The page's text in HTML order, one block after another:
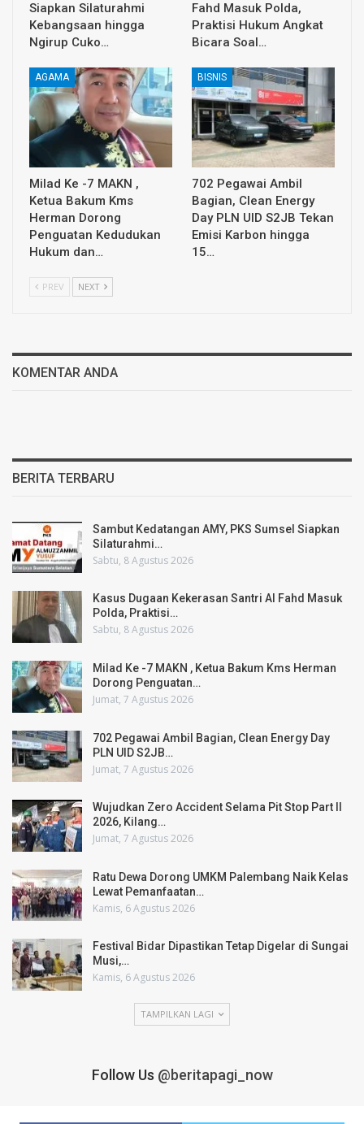
Siapkan Silaturahmi
Kebangsaan hingga
Ngirup Cuko…
Fahd Masuk Polda,
Praktisi Hukum Angkat
Bicara Soal…
AGAMA
Milad Ke -7 MAKN ,
Ketua Bakum Kms
Herman Dorong
Penguatan Kedudukan
Hukum dan…
BISNIS
702 Pegawai Ambil
Bagian, Clean Energy
Day PLN UID S2JB Tekan
Emisi Karbon hingga
15…
PREV NEXT
KOMENTAR ANDA
BERITA TERBARU
Sambut Kedatangan AMY, PKS Sumsel Siapkan
Silaturahmi…
Sabtu, 8 Agustus 2026
Kasus Dugaan Kekerasan Santri Al Fahd Masuk
Polda, Praktisi…
Sabtu, 8 Agustus 2026
Milad Ke -7 MAKN , Ketua Bakum Kms Herman
Dorong Penguatan…
Jumat, 7 Agustus 2026
702 Pegawai Ambil Bagian, Clean Energy Day
PLN UID S2JB…
Jumat, 7 Agustus 2026
Wujudkan Zero Accident Selama Pit Stop Part II
2026, Kilang…
Jumat, 7 Agustus 2026
Ratu Dewa Dorong UMKM Palembang Naik Kelas
Lewat Pemanfaatan…
Kamis, 6 Agustus 2026
Festival Bidar Dipastikan Tetap Digelar di Sungai
Musi,…
Kamis, 6 Agustus 2026
TAMPILKAN LAGI
Follow Us @beritapagi_now